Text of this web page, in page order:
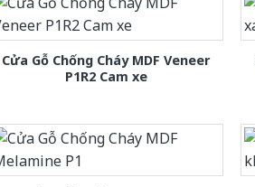
Cửa Gỗ Chống Cháy MDF Veneer
P1R2 Cam xe